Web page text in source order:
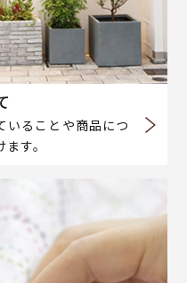
いることや商品につ
す。